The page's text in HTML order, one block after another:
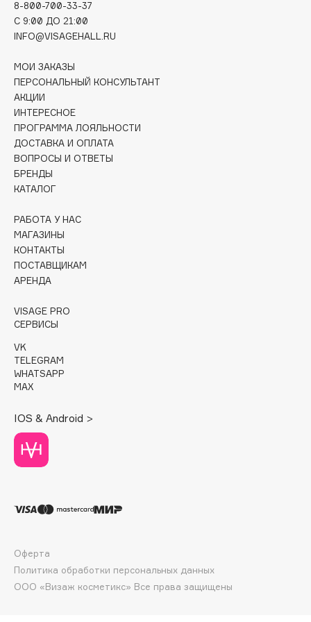
Collagenina
Consly
CosRX
Cottolina
Crescina
Cunzite
Curaprox
D
d'Alba
DABO
DARLING*
Darphin
Deonica
Dessange
Dior
Divage
Dolomit
Dorco
DP Daily Perfection
Dr.Ceuracle
DSD de Luxe
Dyson
8-800-700-33-37
C 9:00 ДО 21:00
INFO@VISAGEHALL.RU
МОИ ЗАКАЗЫ
ПЕРСОНАЛЬНЫЙ КОНСУЛЬТАНТ
АКЦИИ
ИНТЕРЕСНОЕ
ПРОГРАММА ЛОЯЛЬНОСТИ
ДОСТАВКА И ОПЛАТА
ВОПРОСЫ И ОТВЕТЫ
БРЕНДЫ
КАТАЛОГ
РАБОТА У НАС
МАГАЗИНЫ
КОНТАКТЫ
ПОСТАВЩИКАМ
АРЕНДА
VISAGE PRO
СЕРВИСЫ
VK
TELEGRAM
WHATSAPP
MAX
IOS & Android >
ООО «Визаж косметикс» Все права защищены
Оферта
Политика обработки персональных данных